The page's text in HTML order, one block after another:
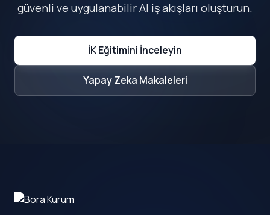
güvenli ve uygulanabilir AI iş akışları oluşturun.
İK Eğitimini İnceleyin
Yapay Zeka Makaleleri